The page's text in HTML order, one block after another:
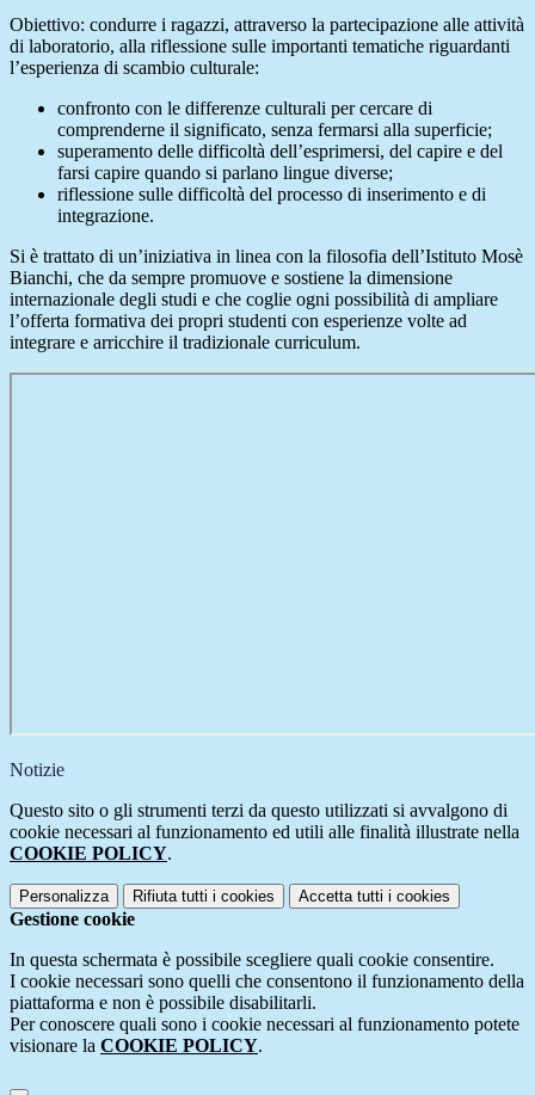
Obiettivo: condurre i ragazzi, attraverso la partecipazione alle attività
di laboratorio, alla riflessione sulle importanti tematiche riguardanti
l’esperienza di scambio culturale:
confronto con le differenze culturali per cercare di
comprenderne il significato, senza fermarsi alla superficie;
superamento delle difficoltà dell’esprimersi, del capire e del
farsi capire quando si parlano lingue diverse;
riflessione sulle difficoltà del processo di inserimento e di
integrazione.
Si è trattato di un’iniziativa in linea con la filosofia dell’Istituto Mosè
Bianchi, che da sempre promuove e sostiene la dimensione
internazionale degli studi e che coglie ogni possibilità di ampliare
l’offerta formativa dei propri studenti con esperienze volte ad
integrare e arricchire il tradizionale curriculum.
Notizie
Questo sito o gli strumenti terzi da questo utilizzati si avvalgono di
cookie necessari al funzionamento ed utili alle finalità illustrate nella
COOKIE POLICY.
Personalizza Rifiuta tutti i cookies Accetta tutti i cookies
Gestione cookie
In questa schermata è possibile scegliere quali cookie consentire.
I cookie necessari sono quelli che consentono il funzionamento della
piattaforma e non è possibile disabilitarli.
Per conoscere quali sono i cookie necessari al funzionamento potete
visionare la COOKIE POLICY.